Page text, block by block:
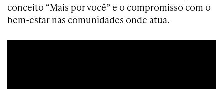
conceito “Mais por você” e o compromisso com o
bem-estar nas comunidades onde atua.